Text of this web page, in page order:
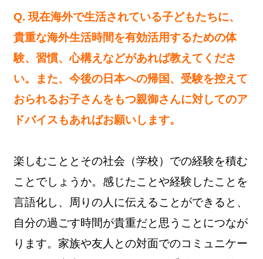
Q. 現在海外で生活されている子どもたちに、
貴重な海外生活時間を有効活用するための体
験、習慣、心構えなどがあれば教えてくださ
い。また、今後の日本への帰国、受験を控えて
おられるお子さんをもつ親御さんに対してのア
ドバイスもあればお願いします。
楽しむこととその社会（学校）での経験を積む
ことでしょうか。感じたことや経験したことを
言語化し、周りの人に伝えることができると、
自分の過ごす時間が貴重だと思うことにつなが
ります。家族や友人との対面でのコミュニケー